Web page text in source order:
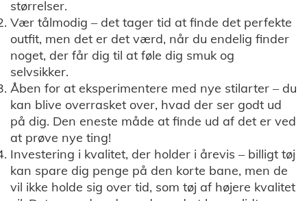
størrelser.
Vær tålmodig – det tager tid at finde det perfekte
outfit, men det er det værd, når du endelig finder
noget, der får dig til at føle dig smuk og
selvsikker.
Åben for at eksperimentere med nye stilarter – du
kan blive overrasket over, hvad der ser godt ud
på dig. Den eneste måde at finde ud af det er ved
at prøve nye ting!
Investering i kvalitet, der holder i årevis – billigt tøj
kan spare dig penge på den korte bane, men de
vil ikke holde sig over tid, som tøj af højere kvalitet